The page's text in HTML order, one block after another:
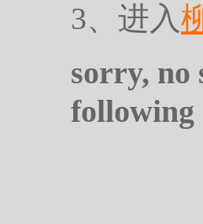
3、进入
sorry, no
following